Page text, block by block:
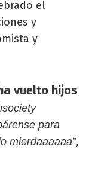
el
y
y
vuelto hijos
para
mierdaaaaaa”,